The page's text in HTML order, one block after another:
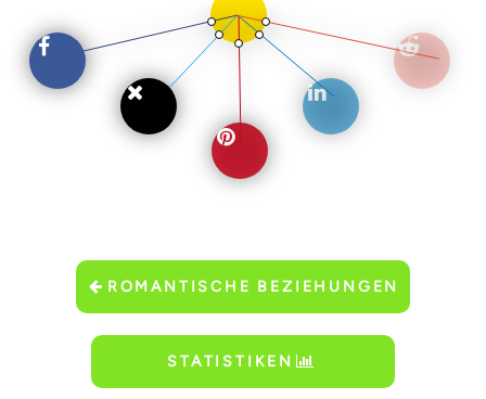
ROMANTISCHE BEZIEHUNGEN
STATISTIKEN